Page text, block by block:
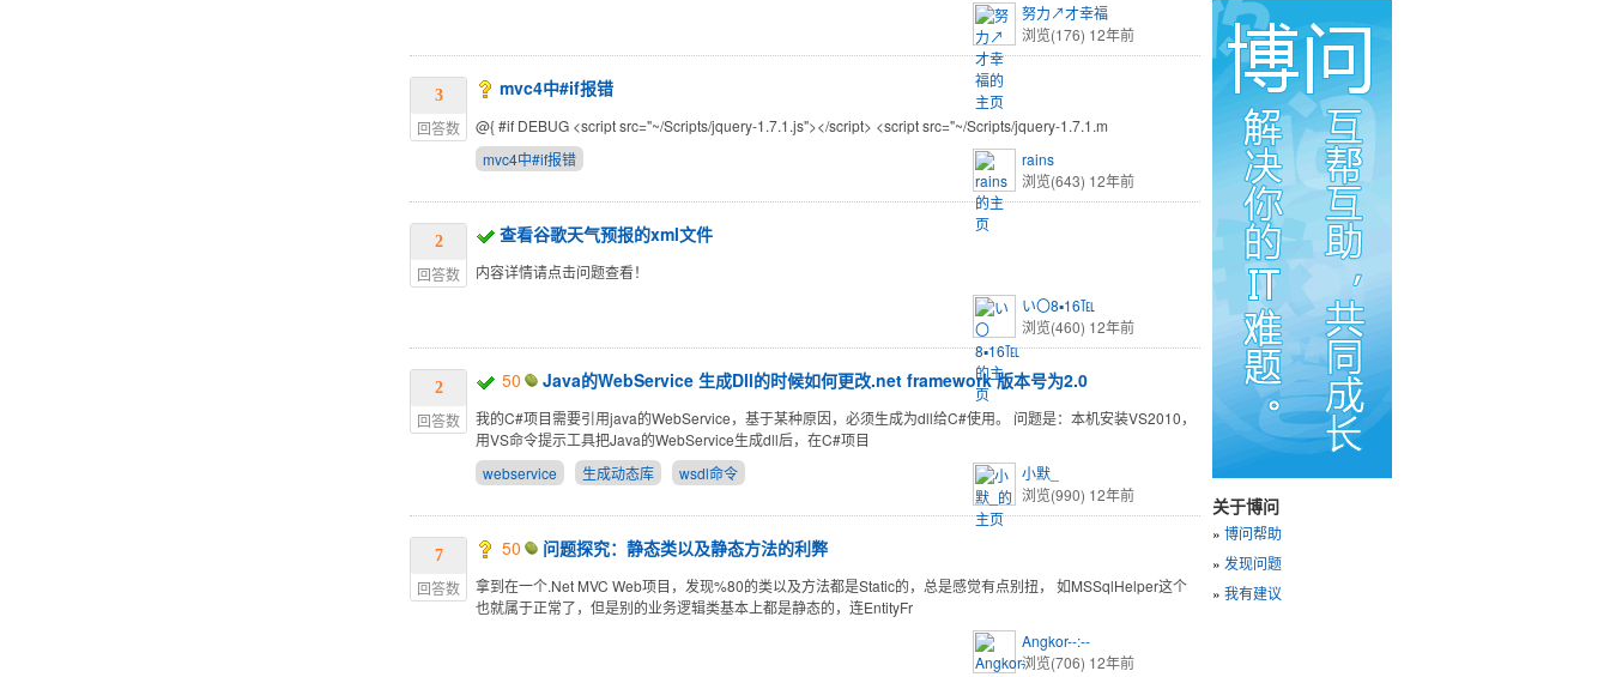
努力↗才幸福
浏览(176) 12年前
3
回答数
mvc4中#if报错
@{ #if DEBUG <script src="~/Scripts/jquery-1.7.1.js"></script> <script src="~/Scripts/jquery-1.7.1.m
mvc4中#if报错
rains
浏览(643) 12年前
2
回答数
查看谷歌天气预报的xml文件
内容详情请点击问题查看！
い〇8▪16℡
浏览(460) 12年前
2
回答数
50 Java的WebService 生成Dll的时候如何更改.net framework 版本号为2.0
我的C#项目需要引用java的WebService，基于某种原因，必须生成为dll给C#使用。 问题是：本机安装VS2010，
用VS命令提示工具把Java的WebService生成dll后，在C#项目
webservice
生成动态库 wsdl命令
小默_
浏览(990) 12年前
7
回答数
50 问题探究：静态类以及静态方法的利弊
拿到在一个.Net MVC Web项目，发现%80的类以及方法都是Static的，总是感觉有点别扭， 如MSSqlHelper这个
也就属于正常了，但是别的业务逻辑类基本上都是静态的，连EntityFr
Angkor--:--
浏览(706) 12年前
关于博问
» 博问帮助
» 发现问题
» 我有建议